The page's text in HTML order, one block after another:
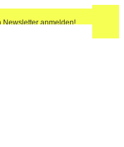
Newsletter anmelden!